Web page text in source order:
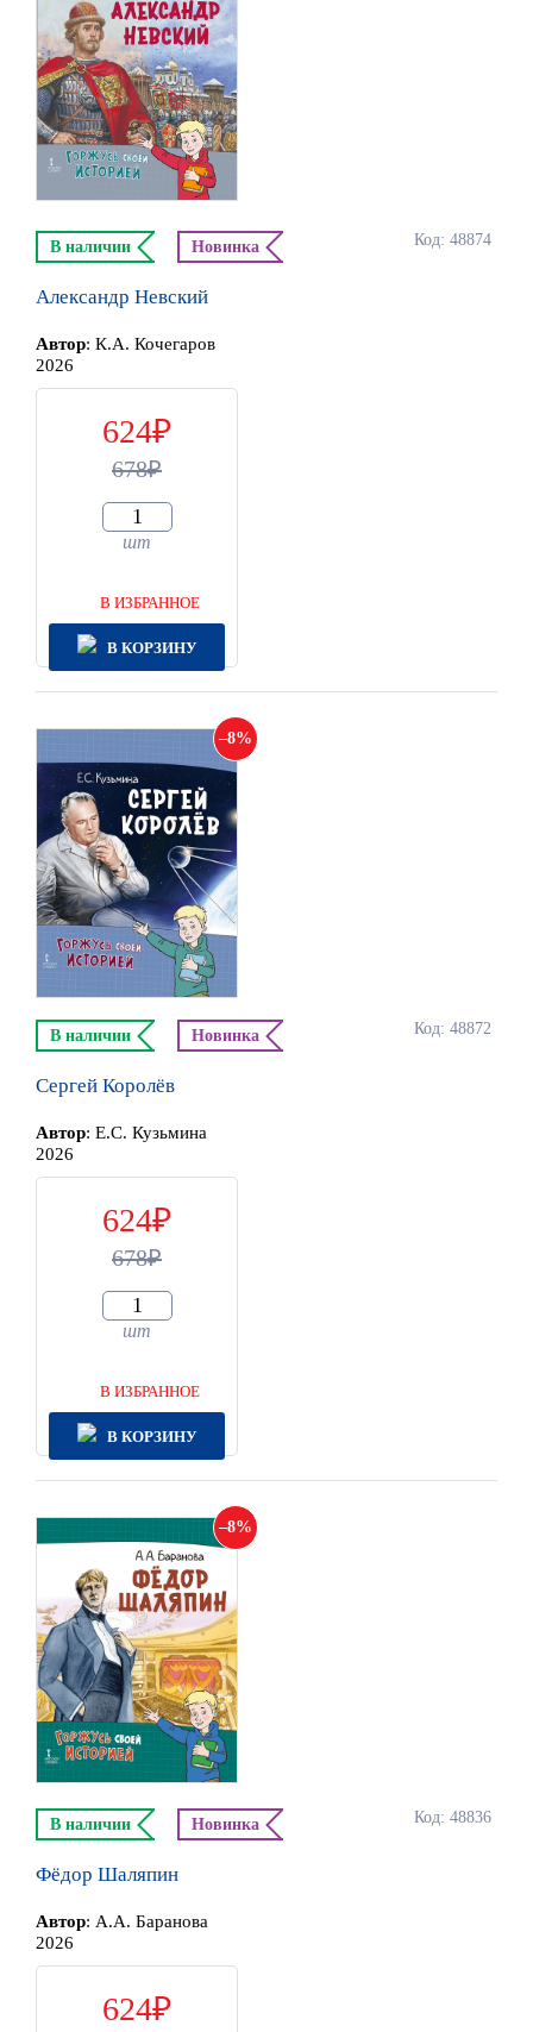
Код: 48874
В наличии Новинка
Александр Невский
Автор: К.А. Кочегаров
2026
624
678
шт
В ИЗБРАННОЕ
В КОРЗИНУ
8
Код: 48872
В наличии Новинка
Сергей Королёв
Автор: Е.С. Кузьмина
2026
624
678
шт
В ИЗБРАННОЕ
В КОРЗИНУ
8
Код: 48836
В наличии Новинка
Фёдор Шаляпин
Автор: А.А. Баранова
2026
624